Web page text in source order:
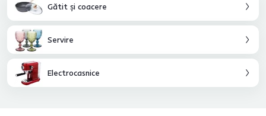
Gătit şi coacere
Servire
Electrocasnice